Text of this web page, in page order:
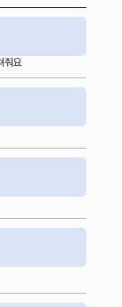
줘요